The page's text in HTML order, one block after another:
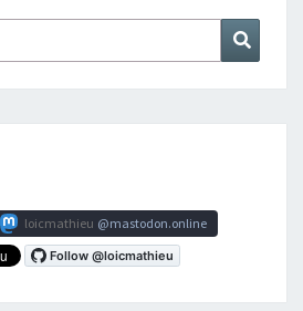
loicmathieu mastodon.online